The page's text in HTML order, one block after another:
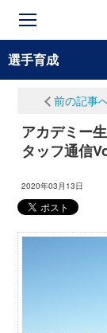
選手育成
前の記事
アカデミー
タッフ通信
2020年03月13日